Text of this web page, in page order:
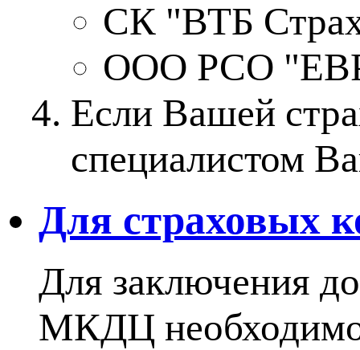
СК "ВТБ
ООО РСО
Если Вашей
специалистом
Для страховых
Для заключения
МКДЦ